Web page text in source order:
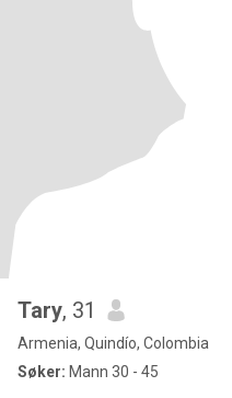
Tary, 31
Armenia, Quindío, Colombia
Søker: Mann 30 - 45